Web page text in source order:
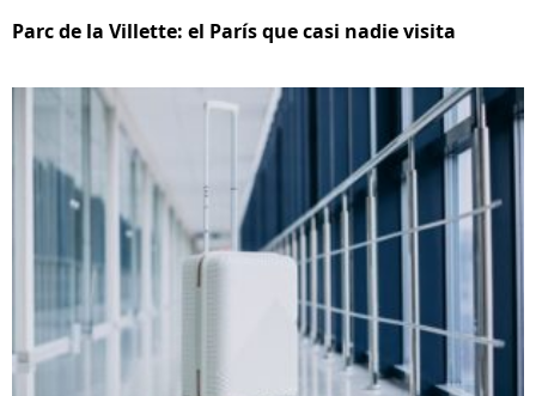
Parc de la Villette: el París que casi nadie visita